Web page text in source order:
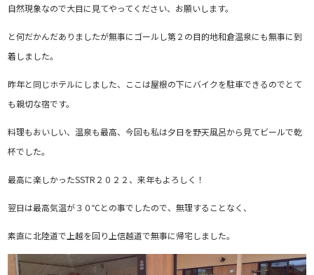
自然現象なので大目に見てやってください、お願いします。
と何だかんだありましたが無事にゴールし第２の目的地和倉温泉にも無事に到
着しました。
昨年と同じホテルにしました、ここは屋根の下にバイクを駐車できるのでとて
も親切な宿です。
料理もおいしい、温泉も最高、今回も私は夕日を野天風呂から見てビールで乾
杯でした。
最高に楽しかったSSTR２０２２、来年もよろしく！
翌日は最高気温が３０℃との事でしたので、無理することなく、
素直に北陸道で上越を回り上信越道で無事に帰宅しました。